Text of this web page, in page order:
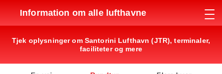
Information om alle lufthavne
Tjek oplysninger om Santorini Lufthavn (JTR), terminaler,
faciliteter og mere